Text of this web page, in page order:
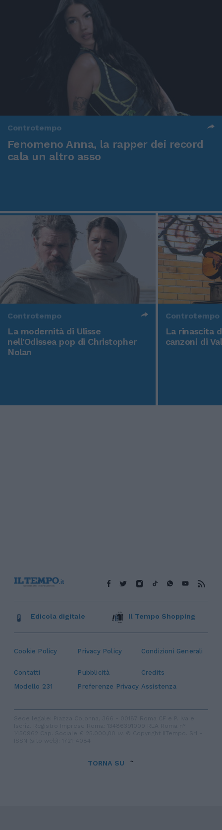
Controtempo
Fenomeno Anna, la rapper dei record
cala un altro asso
Controtempo
La modernità di Ulisse
nell'Odissea pop di Christopher
Nolan
Controtempo
La rinascita
canzoni di
Cookie Policy Privacy Policy Condizioni Generali
Contatti Pubblicità
Credits
Modello 231
Preferenze Privacy Assistenza
Edicola digitale Il Tempo Shopping
TORNA SU